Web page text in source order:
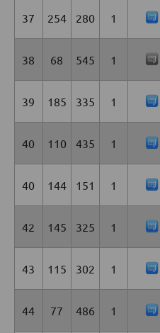
37 254 280 1
38 68 545 1
39 185 335 1
40 110 435 1
40 144 151 1
42 145 325 1
43 115 302 1
44 77 486 1